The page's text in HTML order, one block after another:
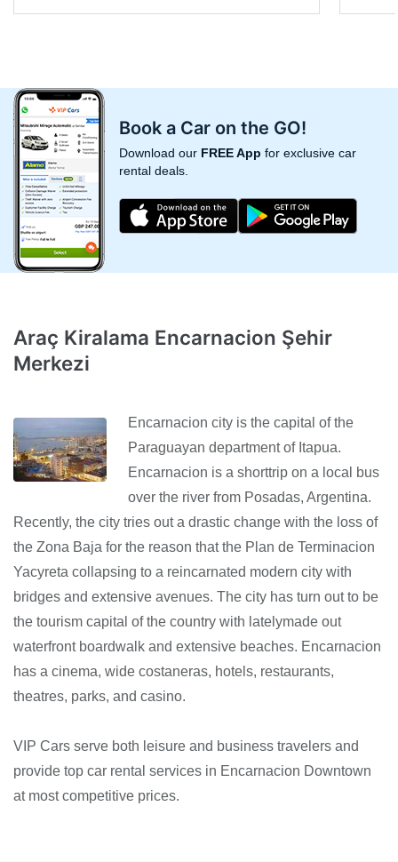
Book a Car on the GO!
Download our FREE App for exclusive car
rental deals.
Araç Kiralama Encarnacion Şehir
Merkezi
Encarnacion city is the capital of the
Paraguayan department of Itapua.
Encarnacion is a shorttrip on a local bus
over the river from Posadas, Argentina.
Recently, the city tries out a drastic change with the loss of
the Zona Baja for the reason that the Plan de Terminacion
Yacyreta collapsing to a reincarnated modern city with
bridges and extensive avenues. The city has turn out to be
the tourism capital of the country with latelymade out
waterfront boardwalk and extensive beaches. Encarnacion
has a cinema, wide costaneras, hotels, restaurants,
theatres, parks, and casino.
VIP Cars serve both leisure and business travelers and
provide top car rental services in Encarnacion Downtown
at most competitive prices.